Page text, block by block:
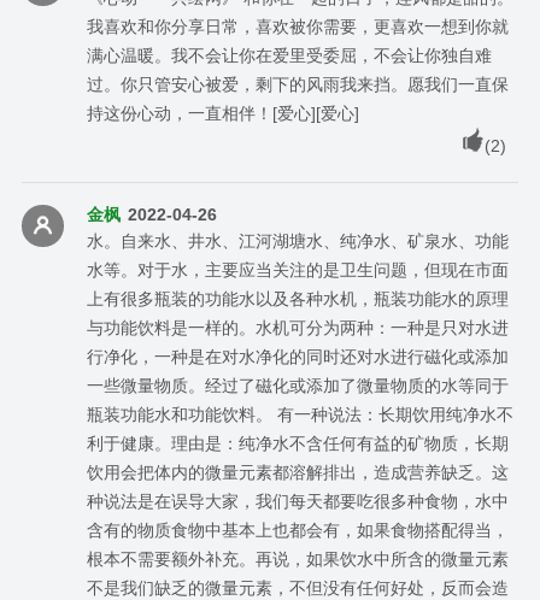
我喜欢和你分享日常，喜欢被你需要，更喜欢一想到你就
满心温暖。我不会让你在爱里受委屈，不会让你独自难
过。你只管安心被爱，剩下的风雨我来挡。愿我们一直保
持这份心动，一直相伴！[爱心][爱心]
(2)
金枫 2022-04-26
水。自来水、井水、江河湖塘水、纯净水、矿泉水、功能
水等。对于水，主要应当关注的是卫生问题，但现在市面
上有很多瓶装的功能水以及各种水机，瓶装功能水的原理
与功能饮料是一样的。水机可分为两种：一种是只对水进
行净化，一种是在对水净化的同时还对水进行磁化或添加
一些微量物质。经过了磁化或添加了微量物质的水等同于
瓶装功能水和功能饮料。 有一种说法：长期饮用纯净水不
利于健康。理由是：纯净水不含任何有益的矿物质，长期
饮用会把体内的微量元素都溶解排出，造成营养缺乏。这
种说法是在误导大家，我们每天都要吃很多种食物，水中
含有的物质食物中基本上也都会有，如果食物搭配得当，
根本不需要额外补充。再说，如果饮水中所含的微量元素
不是我们缺乏的微量元素，不但没有任何好处，反而会造